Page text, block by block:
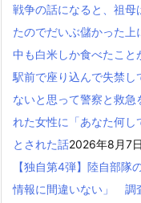
戦争の話になると、祖
たのでだいぶ儲かった
中も白米しか食べたこと
駅前で座り込んで失禁し
ないと思って警察と救
れた女性に「あなた何し
とされた話2026年8月7日
【独自第4弾】陸自部
情報に間違いない」 調